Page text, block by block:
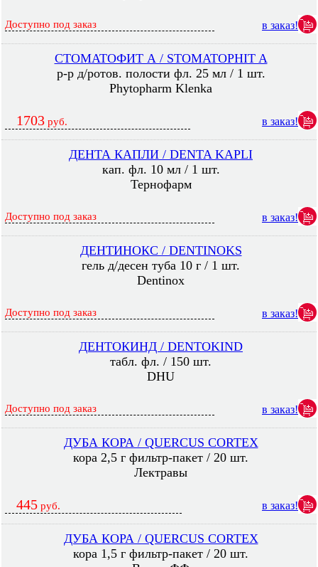
Доступно под заказ в заказ!
СТОМАТОФИТ А / STOMATOPHIT A
р-р д/ротов. полости фл. 25 мл / 1 шт.
Phytopharm Klenka
1703 руб. в заказ!
ДЕНТА КАПЛИ / DENTA KAPLI
кап. фл. 10 мл / 1 шт.
Тернофарм
Доступно под заказ в заказ!
ДЕНТИНОКС / DENTINOKS
гель д/десен туба 10 г / 1 шт.
Dentinox
Доступно под заказ в заказ!
ДЕНТОКИНД / DENTOKIND
табл. фл. / 150 шт.
DHU
Доступно под заказ в заказ!
ДУБА КОРА / QUERCUS CORTEX
кора 2,5 г фильтр-пакет / 20 шт.
Лектравы
445 руб. в заказ!
ДУБА КОРА / QUERCUS CORTEX
кора 1,5 г фильтр-пакет / 20 шт.